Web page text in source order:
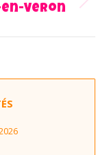
en-Veron